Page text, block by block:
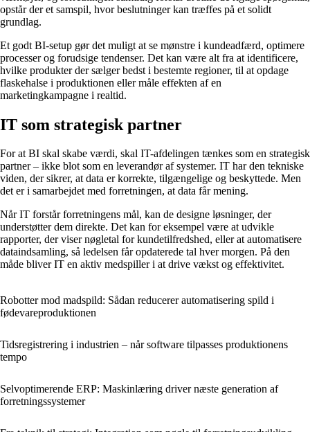
opstår der et samspil, hvor beslutninger kan træffes på et solidt
grundlag.
Et godt BI-setup gør det muligt at se mønstre i kundeadfærd, optimere
processer og forudsige tendenser. Det kan være alt fra at identificere,
hvilke produkter der sælger bedst i bestemte regioner, til at opdage
flaskehalse i produktionen eller måle effekten af en
marketingkampagne i realtid.
IT som strategisk partner
For at BI skal skabe værdi, skal IT-afdelingen tænkes som en strategisk
partner – ikke blot som en leverandør af systemer. IT har den tekniske
viden, der sikrer, at data er korrekte, tilgængelige og beskyttede. Men
det er i samarbejdet med forretningen, at data får mening.
Når IT forstår forretningens mål, kan de designe løsninger, der
understøtter dem direkte. Det kan for eksempel være at udvikle
rapporter, der viser nøgletal for kundetilfredshed, eller at automatisere
dataindsamling, så ledelsen får opdaterede tal hver morgen. På den
måde bliver IT en aktiv medspiller i at drive vækst og effektivitet.
Robotter mod madspild: Sådan reducerer automatisering spild i
fødevareproduktionen
Tidsregistrering i industrien – når software tilpasses produktionens
tempo
Selvoptimerende ERP: Maskinlæring driver næste generation af
forretningssystemer